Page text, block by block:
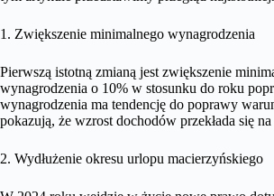
1. Zwiększenie minimalnego wynagrodzenia
Pierwszą istotną zmianą jest zwiększenie
wynagrodzenia o 10% w stosunku do roku
wynagrodzenia ma tendencję do poprawy
pokazują, że wzrost dochodów przekłada się
2. Wydłużenie okresu urlopu macierzyńskiego